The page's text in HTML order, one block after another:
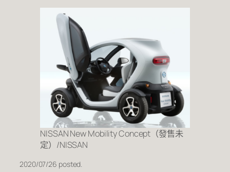
NISSAN New Mobility Concept（發售未
定）/NISSAN
2020/07/26 posted.